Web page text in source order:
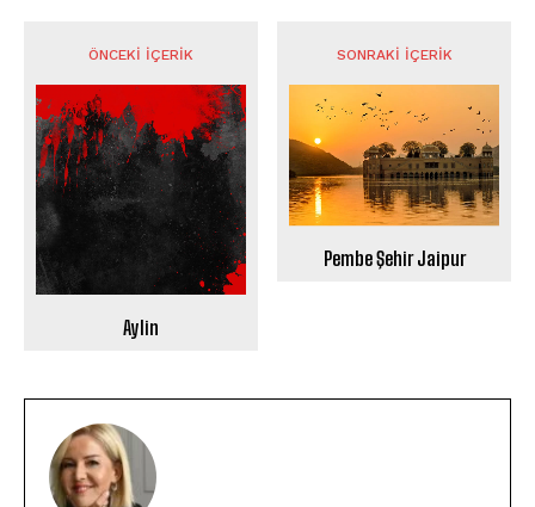
ÖNCEKI İÇERIK
Aylin
SONRAKI İÇERIK
Pembe Şehir Jaipur